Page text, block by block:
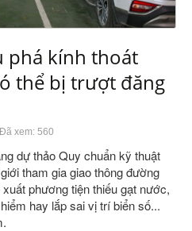
phá kính thoát
thể bị trượt đăng
Đã xem: 560
dự thảo Quy chuẩn kỹ thuật
tham gia giao thông đường
phương tiện thiếu gạt nước,
hay lắp sai vị trí biển số...